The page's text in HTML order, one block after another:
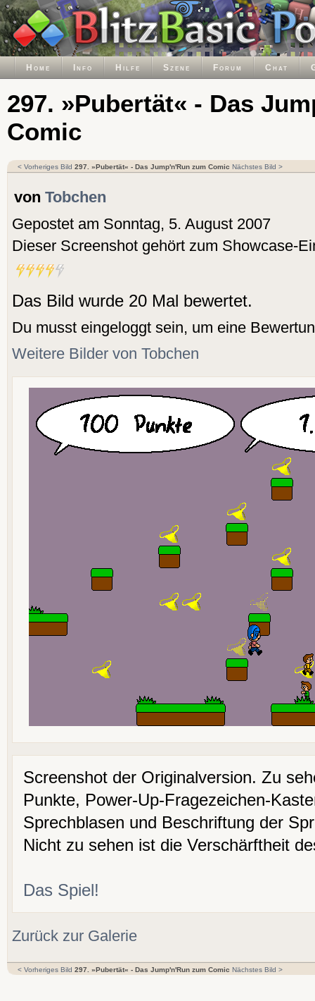
Home Info Hilfe Szene Forum Chat
297. »Pubertät« - Das
Comic
< Vorheriges Bild 297. »Pubertät« - Das Jump'n'Run zum Comic Nächstes Bild >
von Tobchen
Gepostet am Sonntag, 5. August 2007
Dieser Screenshot gehört zum Showcase-
Das Bild wurde 20 Mal bewertet.
Du musst eingeloggt sein, um eine
Weitere Bilder von Tobchen
Screenshot der Originalversion. Zu
Punkte, Power-Up-Fragezeichen-
Sprechblasen und Beschriftung der
Nicht zu sehen ist die Verschärftheit
Das Spiel!
Zurück zur Galerie
< Vorheriges Bild 297. »Pubertät« - Das Jump'n'Run zum Comic Nächstes Bild >